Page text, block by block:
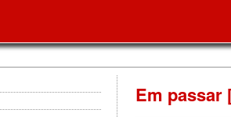
Em passar